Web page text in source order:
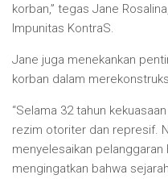
korban,” tegas Jane
Impunitas KontraS.
Jane juga menekankan
korban dalam
“Selama 32 tahun
rezim otoriter dan represif.
menyelesaikan pelanggaran
mengingatkan bahwa